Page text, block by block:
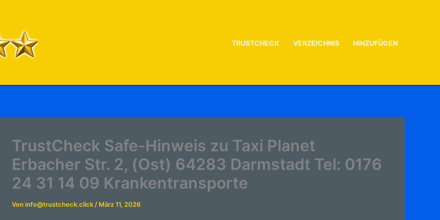
TRUSTCHECK VERZEICHNIS HINZUFÜGEN
TrustCheck Safe-Hinweis zu Taxi Planet
Erbacher Str. 2, (Ost) 64283 Darmstadt Tel: 0176
24 31 14 09 Krankentransporte
Von info@trustcheck.click / März 11, 2026